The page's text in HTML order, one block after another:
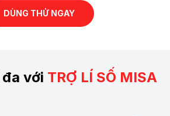
DÙNG THỬ NGAY
với TRỢ LÍ SỐ MISA